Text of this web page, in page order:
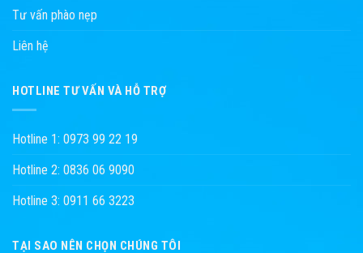
Tư vấn phào nẹp
Liên hệ
HOTLINE TƯ VẤN VÀ HỖ TRỢ
Hotline 1: 0973 99 22 19
Hotline 2: 0836 06 9090
Hotline 3: 0911 66 3223
TẠI SAO NÊN CHỌN CHÚNG TÔI